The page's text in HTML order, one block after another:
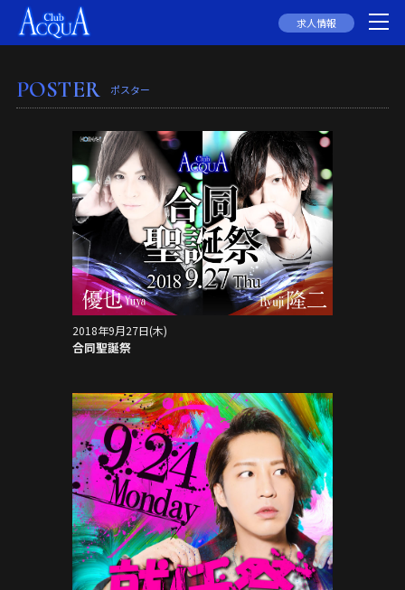
求人情報
POSTER ポスター
2018年9月27日(木)
合同聖誕祭